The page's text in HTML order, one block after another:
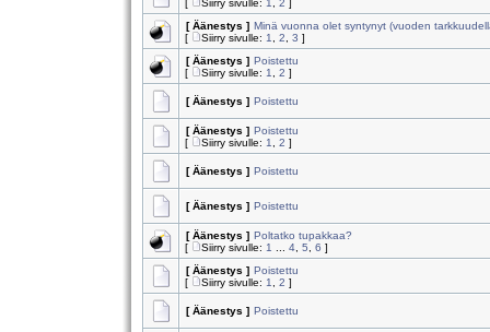
[
Siirry sivulle: 1 2 ]
[ Äänestys ] Minä vuonna olet syntynyt (vuoden
[
Siirry sivulle: 1 2 3 ]
[ Äänestys ] Poistettu
[
Siirry sivulle: 1 2 ]
[ Äänestys ] Poistettu
[ Äänestys ] Poistettu
[
Siirry sivulle: 1 2 ]
[ Äänestys ] Poistettu
[ Äänestys ] Poistettu
[ Äänestys ] Poltatko tupakkaa?
[
Siirry sivulle: 1 4 5 6 ]
[ Äänestys ] Poistettu
[
Siirry sivulle: 1 2 ]
[ Äänestys ] Poistettu